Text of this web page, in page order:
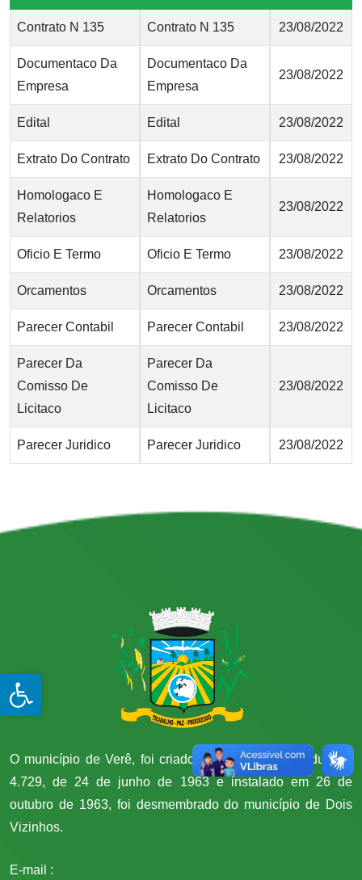
Open toolbar
Contrato N 135 Contrato N 135 23/08/2022
Documentaco Da
Empresa
Documentaco Da
Empresa
23/08/2022
Edital Edital 23/08/2022
Extrato Do Contrato Extrato Do Contrato 23/08/2022
Homologaco E
Relatorios
Homologaco E
Relatorios
23/08/2022
Oficio E Termo Oficio E Termo 23/08/2022
Orcamentos Orcamentos 23/08/2022
Parecer Contabil Parecer Contabil 23/08/2022
Parecer Da
Comisso De
Licitaco
Parecer Da
Comisso De
Licitaco
23/08/2022
Parecer Juridico Parecer Juridico 23/08/2022
O município de Verê, foi criado através da lei estadual n°
4.729, de 24 de junho de 1963 e instalado em 26 de
outubro de 1963, foi desmembrado do município de Dois
Vizinhos.
E-mail :